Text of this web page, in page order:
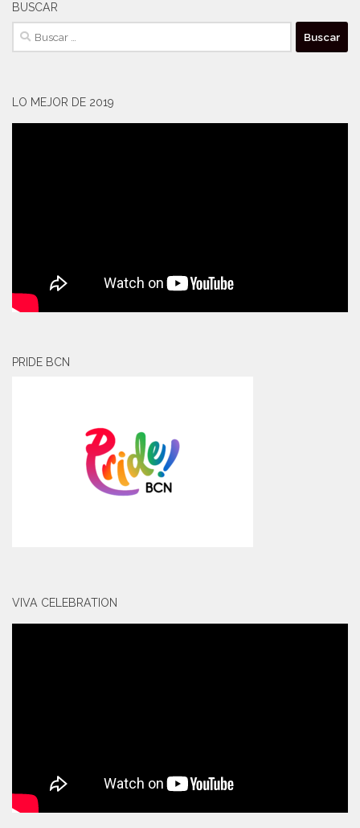
BUSCAR
Buscar:
LO MEJOR DE 2019
PRIDE BCN
VIVA CELEBRATION